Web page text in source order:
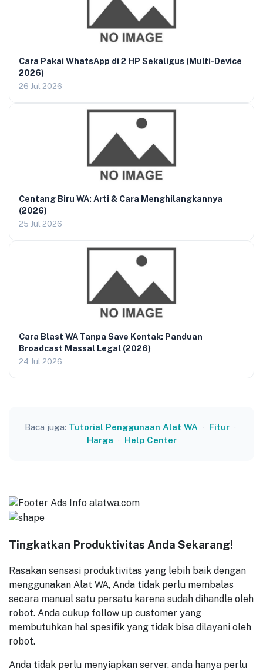
Cara Pakai WhatsApp di 2 HP Sekaligus (Multi-Device
2026)
26 Jul 2026
Centang Biru WA: Arti & Cara Menghilangkannya
(2026)
25 Jul 2026
Cara Blast WA Tanpa Save Kontak: Panduan
Broadcast Massal Legal (2026)
24 Jul 2026
Baca juga: Tutorial Penggunaan Alat WA · Fitur ·
Harga · Help Center
Tingkatkan Produktivitas Anda Sekarang!
Rasakan sensasi produktivitas yang lebih baik dengan
menggunakan Alat WA, Anda tidak perlu membalas
secara manual satu persatu karena sudah dihandle oleh
robot. Anda cukup follow up customer yang
membutuhkan hal spesifik yang tidak bisa dilayani oleh
robot.
Anda tidak perlu menyiapkan server, anda hanya perlu